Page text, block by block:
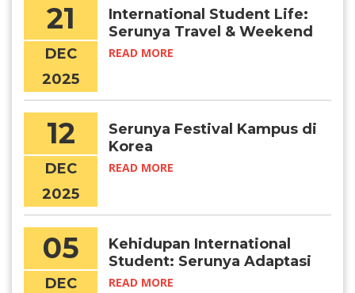
21
DEC
2025
International Student Life:
Serunya Travel & Weekend
Getaways di Korea
READ MORE
12
DEC
2025
Serunya Festival Kampus di
Korea
READ MORE
05
DEC
Kehidupan International
Student: Serunya Adaptasi
di Korea
READ MORE